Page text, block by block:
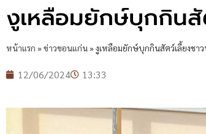
งูเหลือมยักษ์บุกกินสั
หน้าแรก »ข่าวขอนแก่น»งูเหลือมยักษ์บุกกินสัตว์เลี้ยงชา
12/06/2024 13:33